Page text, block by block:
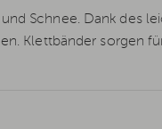
Schnee. Dank des
Klettbänder sorgen